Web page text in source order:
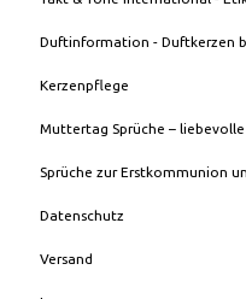
Duftinformation - Duftkerzen
Kerzenpflege
Muttertag Sprüche –
Sprüche zur Erstkommunion
Datenschutz
Versand